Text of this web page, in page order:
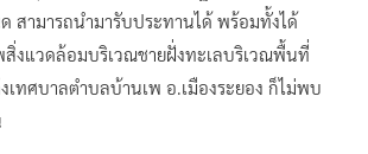
สามารถนำมารับประทานได้ พร้อมทั้งได้
งแวดล้อมบริเวณชายฝั่งทะเลบริเวณพื้นที่
เทศบาลตำบลบ้านเพ อ.เมืองระยอง ก็ไม่พบ